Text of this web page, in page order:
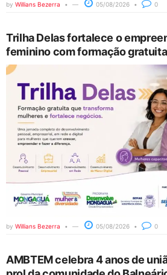
by Willians Bezerra 05/08/2026 0
Trilha Delas fortalece o
feminino com formação
by Willians Bezerra 05/08/2026 0
AMBTEM celebra 4 anos de